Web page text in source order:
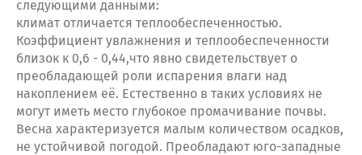
следующими данными:
климат отличается теплообеспеченностью.
Коэффициент увлажнения и теплообеспеченности
близок к 0,6 - 0,44,что явно свидетельствует о
преобладающей роли испарения влаги над
накоплением её. Естественно в таких условиях не
могут иметь место глубокое промачивание почвы.
Весна характеризуется малым количеством осадков,
не устойчивой погодой. Преобладают юго-западные